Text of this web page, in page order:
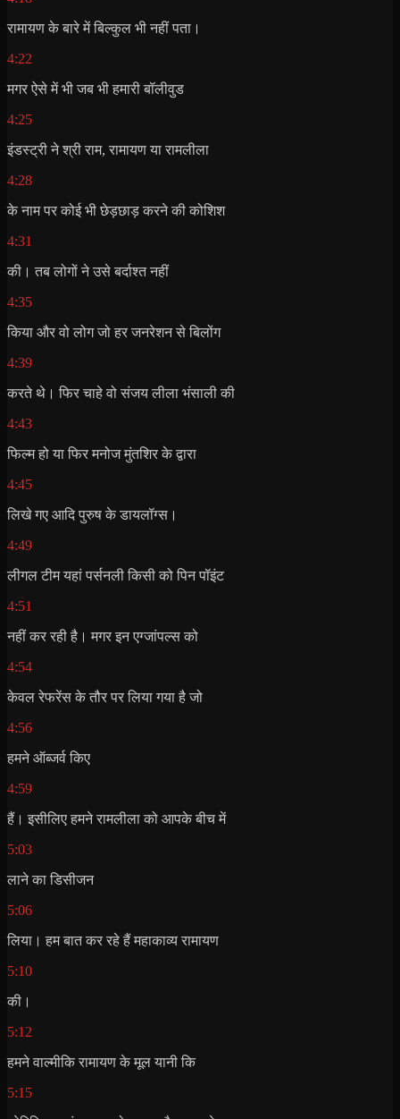
रामायण के बारे में बिल्कुल भी नहीं पता।
4:22
मगर ऐसे में भी जब भी हमारी बॉलीवुड
4:25
इंडस्ट्री ने श्री राम, रामायण या रामलीला
4:28
के नाम पर कोई भी छेड़छाड़ करने की कोशिश
4:31
की। तब लोगों ने उसे बर्दाश्त नहीं
4:35
किया और वो लोग जो हर जनरेशन से बिलोंग
4:39
करते थे। फिर चाहे वो संजय लीला भंसाली की
4:43
फिल्म हो या फिर मनोज मुंतशिर के द्वारा
4:45
लिखे गए आदि पुरुष के डायलॉग्स।
4:49
लीगल टीम यहां पर्सनली किसी को पिन पॉइंट
4:51
नहीं कर रही है। मगर इन एग्जांपल्स को
4:54
केवल रेफरेंस के तौर पर लिया गया है जो
4:56
हमने ऑब्जर्व किए
4:59
हैं। इसीलिए हमने रामलीला को आपके बीच में
5:03
लाने का डिसीजन
5:06
लिया। हम बात कर रहे हैं महाकाव्य रामायण
5:10
की।
5:12
हमने वाल्मीकि रामायण के मूल यानी कि
5:15